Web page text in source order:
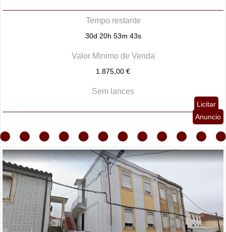
Tempo restante
30d 20h 53m 42s
Valor Minimo de Venda
1.875,00 €
Sem lances
Licitar
Anuncio